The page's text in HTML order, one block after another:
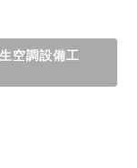
空調設備工